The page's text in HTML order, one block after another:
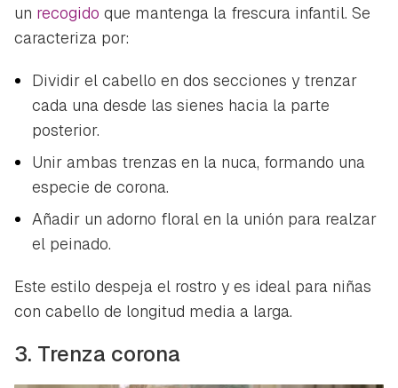
un recogido que mantenga la frescura infantil. Se
caracteriza por:
Dividir el cabello en dos secciones y trenzar
cada una desde las sienes hacia la parte
posterior.
Unir ambas trenzas en la nuca, formando una
especie de corona.
Añadir un adorno floral en la unión para realzar
el peinado.
Este estilo despeja el rostro y es ideal para niñas
con cabello de longitud media a larga.
3. Trenza corona